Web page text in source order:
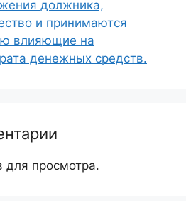
должника,
и принимаются
влияющие на
денежных средств.
для просмотра.